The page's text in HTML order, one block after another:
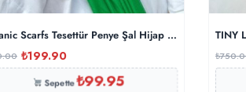
Scarfs Tesettür Penye Şal Hijap Modeli –
₺199.90
Sepette₺99.95
TINY
₺